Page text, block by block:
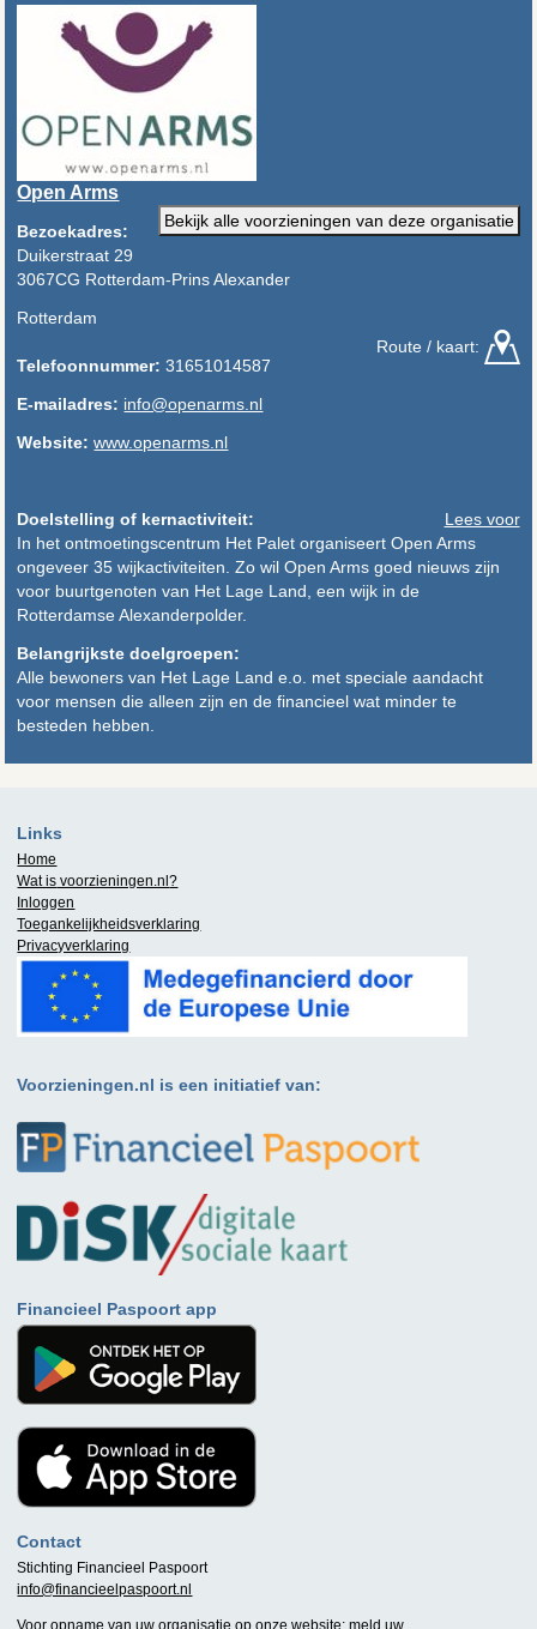
Open Arms
Bekijk alle voorzieningen van deze organisatie
Bezoekadres:
Duikerstraat 29
3067CG Rotterdam-Prins Alexander
Rotterdam
Route / kaart:
Telefoonnummer: 31651014587
E-mailadres: info@openarms.nl
Website: www.openarms.nl
Lees voor
Doelstelling of kernactiviteit:
In het ontmoetingscentrum Het Palet organiseert Open Arms
ongeveer 35 wijkactiviteiten. Zo wil Open Arms goed nieuws zijn
voor buurtgenoten van Het Lage Land, een wijk in de
Rotterdamse Alexanderpolder.
Belangrijkste doelgroepen:
Alle bewoners van Het Lage Land e.o. met speciale aandacht
voor mensen die alleen zijn en de financieel wat minder te
besteden hebben.
Links
Home
Wat is voorzieningen.nl?
Inloggen
Toegankelijkheidsverklaring
Privacyverklaring
Voorzieningen.nl is een initiatief van:
Financieel Paspoort app
Contact
Stichting Financieel Paspoort
info@financieelpaspoort.nl
Voor opname van uw organisatie op onze website:meld uw